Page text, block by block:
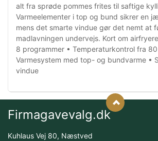
alt fra sprøde pommes frites til saftige
Varmeelementer i top og bund sikrer en
mens det smarte vindue gør det nemt at
madlavningen undervejs. Kort om
8 programmer • Temperaturkontrol fra 80
Varmesystem med top- og bundvarme •
vindue
Firmagavevalg.dk
Kuhlaus Vej 80, Næstved